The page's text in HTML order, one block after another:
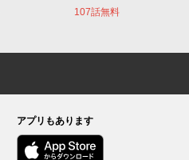
107話無料
アプリもあります